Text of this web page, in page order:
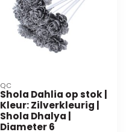
QC
Shola Dahlia op stok |
Kleur: Zilverkleurig |
Shola Dhalya |
Diameter 6